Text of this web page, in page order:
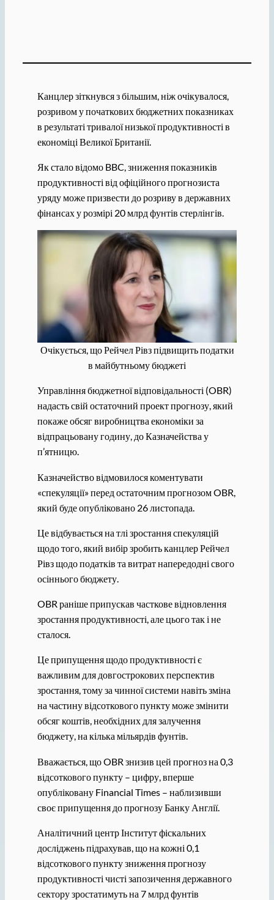
Канцлер зіткнувся з більшим, ніж очікувалося,
розривом у початкових бюджетних показниках
в результаті тривалої низької продуктивності в
економіці Великої Британії.
Як стало відомо BBC, зниження показників
продуктивності від офіційного прогнозиста
уряду може призвести до розриву в державних
фінансах у розмірі 20 млрд фунтів стерлінгів.
Очікується, що Рейчел Рівз підвищить податки
в майбутньому бюджеті
Управління бюджетної відповідальності (OBR)
надасть свій остаточний проект прогнозу, який
покаже обсяг виробництва економіки за
відпрацьовану годину, до Казначейства у
п’ятницю.
Казначейство відмовилося коментувати
«спекуляції» перед остаточним прогнозом OBR,
який буде опубліковано 26 листопада.
Це відбувається на тлі зростання спекуляцій
щодо того, який вибір зробить канцлер Рейчел
Рівз щодо податків та витрат напередодні свого
осіннього бюджету.
OBR раніше припускав часткове відновлення
зростання продуктивності, але цього так і не
сталося.
Це припущення щодо продуктивності є
важливим для довгострокових перспектив
зростання, тому за чинної системи навіть зміна
на частину відсоткового пункту може змінити
обсяг коштів, необхідних для залучення
бюджету, на кілька мільярдів фунтів.
Вважається, що OBR знизив цей прогноз на 0,3
відсоткового пункту – цифру, вперше
опубліковану Financial Times – наблизивши
своє припущення до прогнозу Банку Англії.
Аналітичний центр Інститут фіскальних
досліджень підрахував, що на кожні 0,1
відсоткового пункту зниження прогнозу
продуктивності чисті запозичення державного
сектору зростатимуть на 7 млрд фунтів